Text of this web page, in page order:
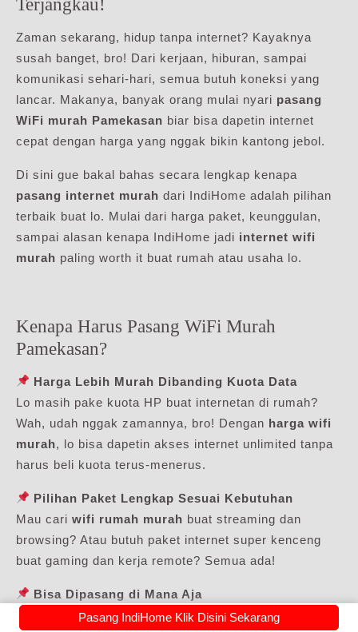
Zaman sekarang, hidup tanpa internet? Kayaknya
susah banget, bro! Dari kerjaan, hiburan, sampai
komunikasi sehari-hari, semua butuh koneksi yang
lancar. Makanya, banyak orang mulai nyari pasang
WiFi murah Pamekasan biar bisa dapetin internet
cepat dengan harga yang nggak bikin kantong jebol.
Di sini gue bakal bahas secara lengkap kenapa
pasang internet murah dari IndiHome adalah pilihan
terbaik buat lo. Mulai dari harga paket, keunggulan,
sampai alasan kenapa IndiHome jadi internet wifi
murah paling worth it buat rumah atau usaha lo.
Kenapa Harus Pasang WiFi Murah
Pamekasan?
Harga Lebih Murah Dibanding Kuota Data
Lo masih pake kuota HP buat internetan di rumah?
Wah, udah nggak zamannya, bro! Dengan harga wifi
murah, lo bisa dapetin akses internet unlimited tanpa
harus beli kuota terus-menerus.
Pilihan Paket Lengkap Sesuai Kebutuhan
Mau cari wifi rumah murah buat streaming dan
browsing? Atau butuh paket internet super kenceng
buat gaming dan kerja remote? Semua ada!
Bisa Dipasang di Mana Aja
Buat lo yang nyaripasang wifi murah terdekat
Pasang IndiHome Klik Disini Sekarang